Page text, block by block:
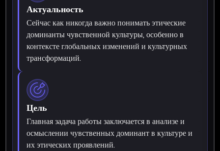
Актуальность
Сейчас как никогда важно понимать этические
доминанты чувственной культуры, особенно в
контексте глобальных изменений и культурных
трансформаций.
Цель
Главная задача работы заключается в анализе и
осмыслении чувственных доминант в культуре и
их этических проявлений.